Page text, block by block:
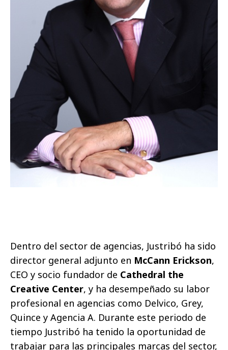
Dentro del sector de agencias, Justribó ha sido
director general adjunto en McCann Erickson,
CEO y socio fundador de Cathedral the
Creative Center, y ha desempeñado su labor
profesional en agencias como Delvico, Grey,
Quince y Agencia A. Durante este periodo de
tiempo Justribó ha tenido la oportunidad de
trabajar para las principales marcas del sector,